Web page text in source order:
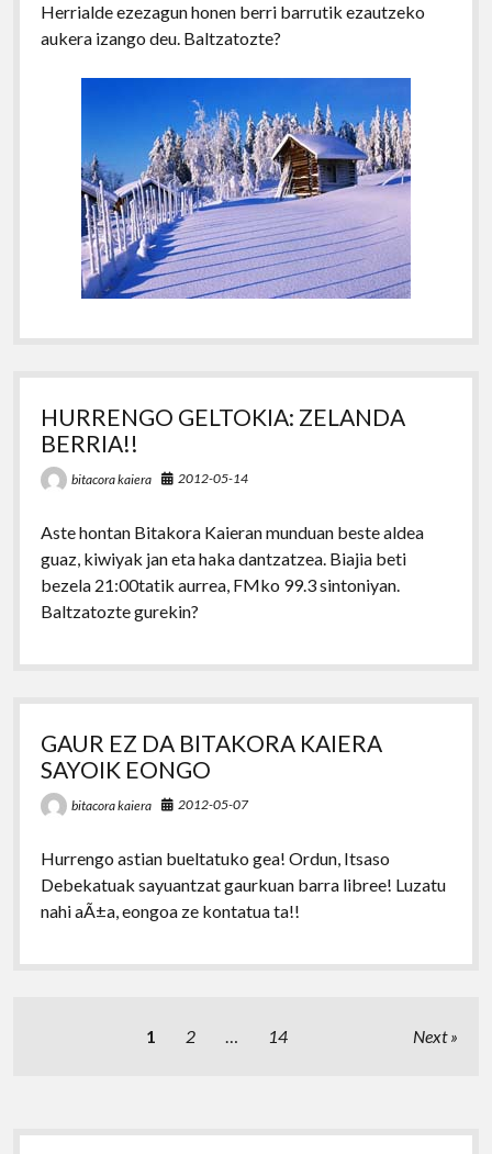
Herrialde ezezagun honen berri barrutik ezautzeko
aukera izango deu. Baltzatozte?
HURRENGO GELTOKIA: ZELANDA
BERRIA!!
bitacora kaiera 2012-05-14
Aste hontan Bitakora Kaieran munduan beste aldea
guaz, kiwiyak jan eta haka dantzatzea. Biajia beti
bezela 21:00tatik aurrea, FMko 99.3 sintoniyan.
Baltzatozte gurekin?
GAUR EZ DA BITAKORA KAIERA
SAYOIK EONGO
bitacora kaiera 2012-05-07
Hurrengo astian bueltatuko gea! Ordun, Itsaso
Debekatuak sayuantzat gaurkuan barra libree! Luzatu
nahi aÃ±a, eongoa ze kontatua ta!!
1 2 … 14 Next